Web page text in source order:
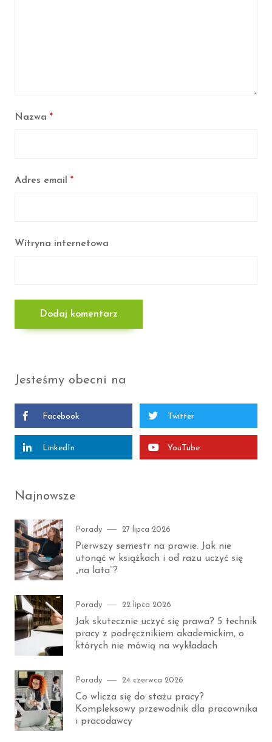
Nazwa *
Adres email *
Witryna internetowa
Jesteśmy obecni na
Facebook Twitter
LinkedIn YouTube
Najnowsze
Category
Porady
Posted
27 lipca 2026
Pierwszy semestr na prawie. Jak nie
utonąć w książkach i od razu uczyć się
„na lata”?
Category
Porady
Posted
22 lipca 2026
Jak skutecznie uczyć się prawa? 5 technik
pracy z podręcznikiem akademickim, o
których nie mówią na wykładach
Category
Porady
Posted
24 czerwca 2026
Co wlicza się do stażu pracy?
Kompleksowy przewodnik dla pracownika
i pracodawcy